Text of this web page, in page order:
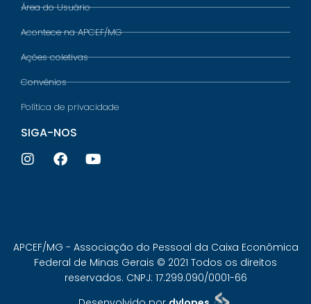
Área do Usuário
Acontece na APCEF/MG
Ações coletivas
Convênios
Política de privacidade
SIGA-NOS
APCEF/MG - Associação do Pessoal da Caixa Econômica
Federal de Minas Gerais © 2021 Todos os direitos
reservados. CNPJ: 17.299.090/0001-66